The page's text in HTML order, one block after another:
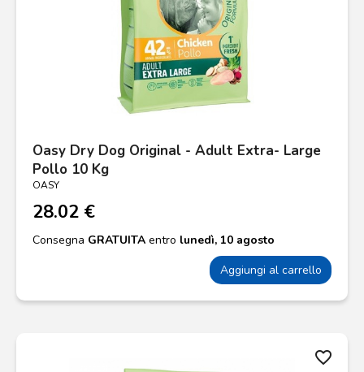
Oasy Dry Dog Original - Adult Extra- Large
Pollo 10 Kg
OASY
28.02 €
Consegna GRATUITA entro lunedì, 10 agosto
Aggiungi al carrello
favorite_border